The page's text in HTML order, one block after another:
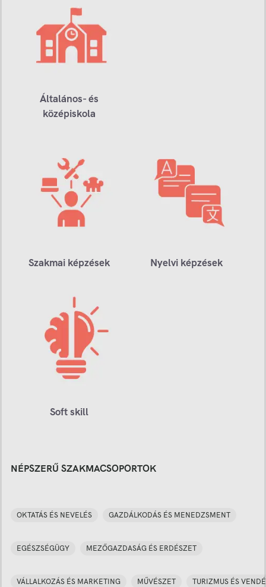
Általános- és
középiskola
Szakmai képzések Nyelvi képzések
Soft skill
NÉPSZERŰ SZAKMACSOPORTOK
OKTATÁS ÉS NEVELÉS GAZDÁLKODÁS ÉS MENEDZSMENT
EGÉSZSÉGÜGY MEZŐGAZDASÁG ÉS ERDÉSZET
VÁLLALKOZÁS ÉS MARKETING MŰVÉSZET TURIZMUS ÉS